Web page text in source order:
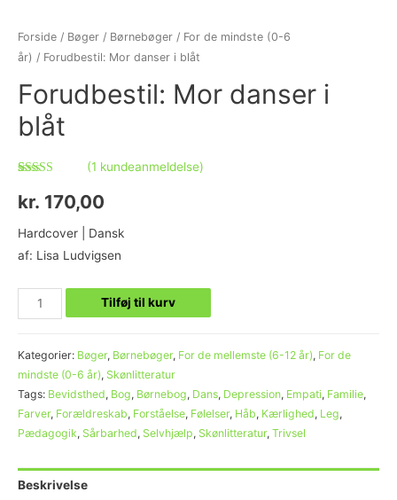
Forside / Bøger / Børnebøger / For de mindste (0-6
år) / Forudbestil: Mor danser i blåt
Forudbestil: Mor danser i
blåt
som
4.00
ud af 5
kundebedømmelse
(1 kundeanmeldelse)
kr. 170,00
Hardcover | Dansk
af: Lisa Ludvigsen
Tilføj til kurv
Kategorier: Bøger, Børnebøger, For de mellemste (6-12 år), For de
mindste (0-6 år), Skønlitteratur
Tags: Bevidsthed, Bog, Børnebog, Dans, Depression, Empati, Familie,
Farver, Forældreskab, Forståelse, Følelser, Håb, Kærlighed, Leg,
Pædagogik, Sårbarhed, Selvhjælp, Skønlitteratur, Trivsel
Beskrivelse